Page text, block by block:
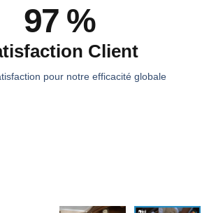
97 %
Client
pour notre efficacité globale